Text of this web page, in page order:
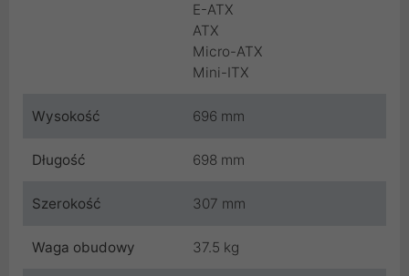
E-ATX
ATX
Micro-ATX
Mini-ITX
Wysokość 696 mm
Długość 698 mm
Szerokość 307 mm
Waga obudowy 37.5 kg